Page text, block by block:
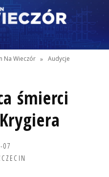
Na Wieczór » Audycje
śmierci
07